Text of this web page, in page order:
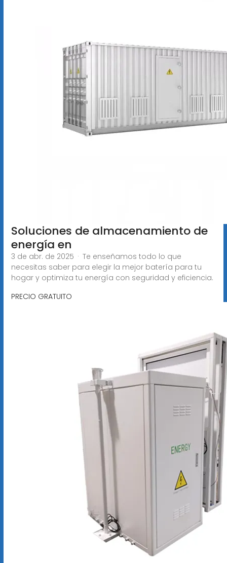
Soluciones de almacenamiento de
energía en
3 de abr. de 2025 · Te enseñamos todo lo que
necesitas saber para elegir la mejor batería para tu
hogar y optimiza tu energía con seguridad y eficiencia.
PRECIO GRATUITO